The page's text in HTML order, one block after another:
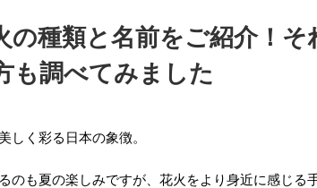
の種類と名前をご紹介！そ
も調べてみました
しく彩る日本の象徴。
のも夏の楽しみですが、花火をより身近に感じる